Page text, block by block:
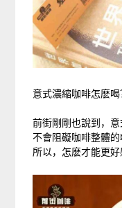
意式濃縮咖啡怎麽喝
前街剛剛也說到，
不會阻礙咖啡整體的
所以，怎麽才能更好